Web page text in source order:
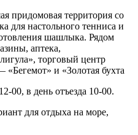
придомовая территория со
для настольного тенниса и
шашлыка. Рядом
аптека,
торговый центр
и «Золотая бухта
00, в день отъезда 10-00.
для отдыха на море,